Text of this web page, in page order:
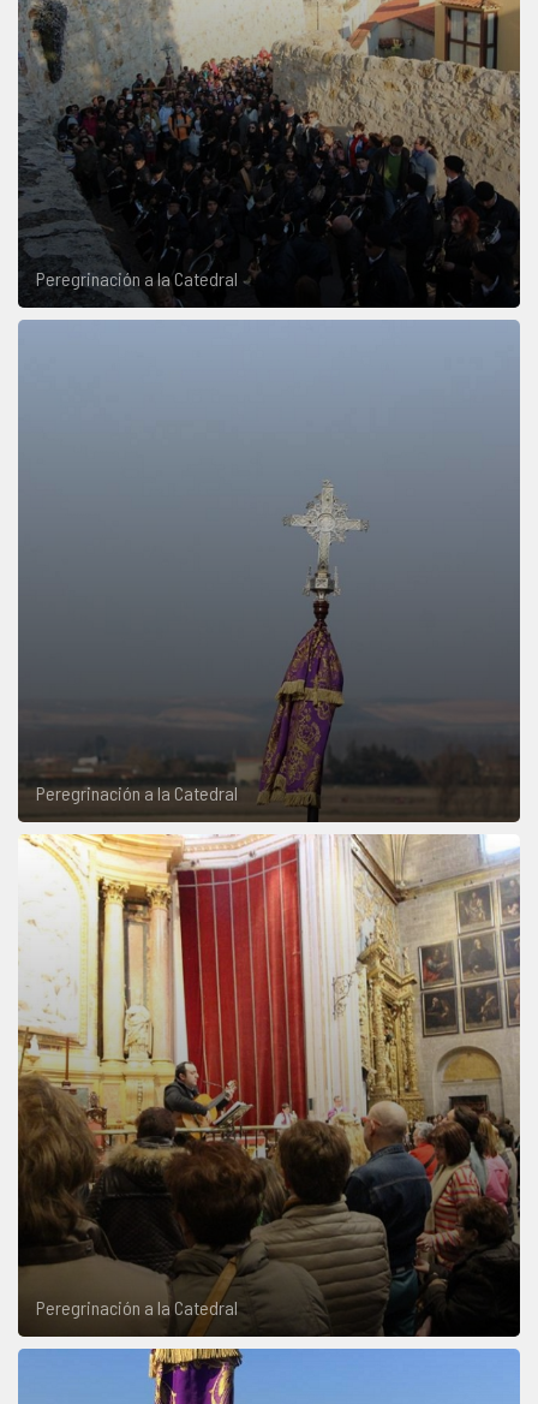
Peregrinación a la Catedral
Peregrinación a la Catedral
Peregrinación a la Catedral